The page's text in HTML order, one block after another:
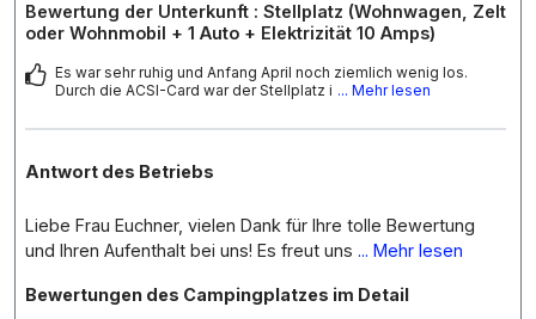
Bewertung der Unterkunft : Stellplatz (Wohnwagen, Zelt
oder Wohnmobil + 1 Auto + Elektrizität 10 Amps)
Es war sehr ruhig und Anfang April noch ziemlich wenig los.
Durch die ACSI-Card war der Stellplatz i ... Mehr lesen
Antwort des Betriebs
Liebe Frau Euchner, vielen Dank für Ihre tolle Bewertung
und Ihren Aufenthalt bei uns! Es freut uns ... Mehr lesen
Bewertungen des Campingplatzes im Detail